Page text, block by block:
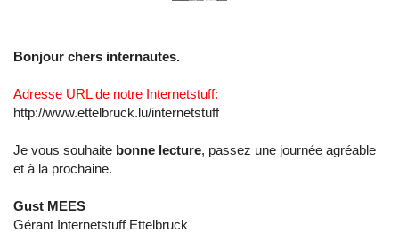
Bonjour chers internautes.
Adresse URL de notre Internetstuff:
http://www.ettelbruck.lu/internetstuff
Je vous souhaite bonne lecture, passez une journée agréable
et à la prochaine.
Gust MEES
Gérant Internetstuff Ettelbruck